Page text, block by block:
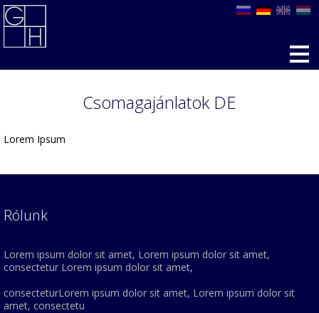
Csomagajánlatok DE
Lorem Ipsum
Rólunk
Lorem ipsum dolor sit amet, Lorem ipsum dolor sit amet,
consectetur Lorem ipsum dolor sit amet,
consecteturLorem ipsum dolor sit amet, Lorem ipsum dolor sit
amet, consectetu